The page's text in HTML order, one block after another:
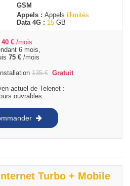
GSM
Appels : Appels illimités
Data 4G : 15 GB
40 € /mois
6 mois,
75 €/mois
135€ Gratuit
actuel de Telenet :
ouvrables
Turbo + Mobile